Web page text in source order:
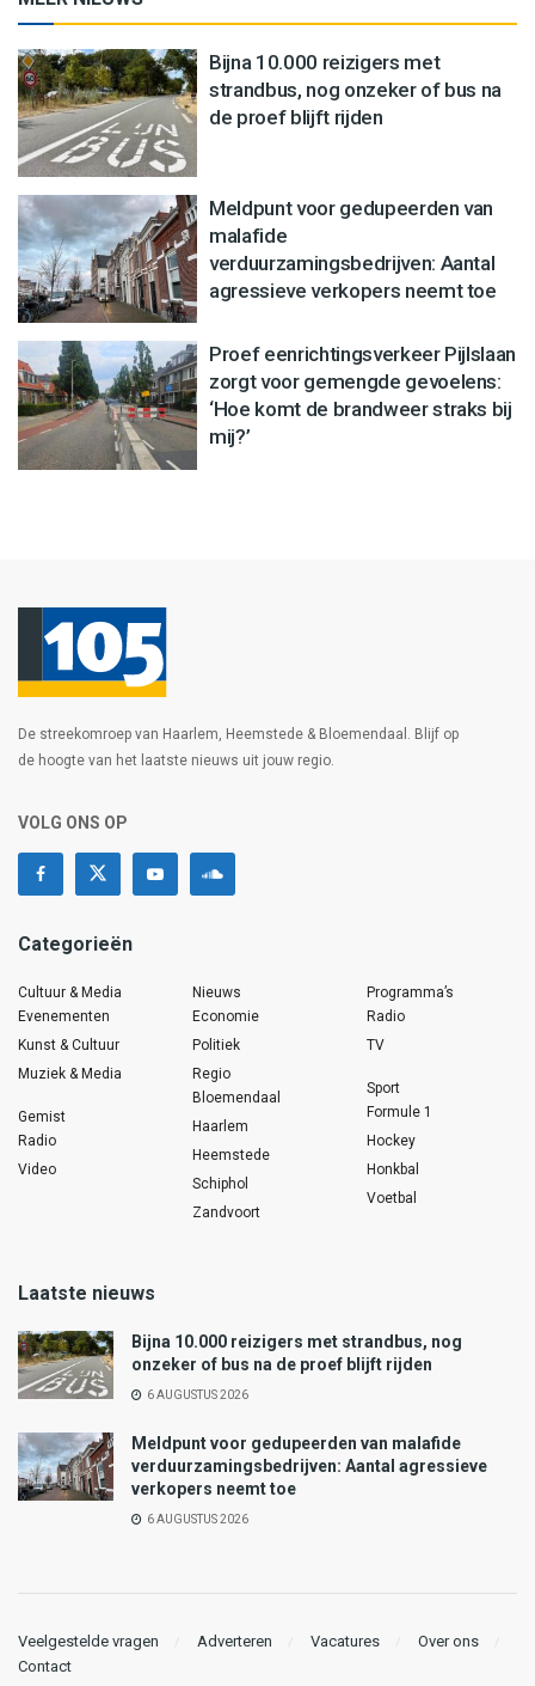
Bijna 10.000 reizigers met
strandbus, nog onzeker of bus na
de proef blijft rijden
Meldpunt voor gedupeerden van
malafide
verduurzamingsbedrijven: Aantal
agressieve verkopers neemt toe
Proef eenrichtingsverkeer Pijlslaan
zorgt voor gemengde gevoelens:
‘Hoe komt de brandweer straks bij
mij?’
De streekomroep van Haarlem, Heemstede & Bloemendaal. Blijf op
de hoogte van het laatste nieuws uit jouw regio.
VOLG ONS OP
Categorieën
Cultuur & Media
Evenementen
Kunst & Cultuur
Muziek & Media
Gemist
Radio
Video
Nieuws
Economie
Politiek
Regio
Bloemendaal
Haarlem
Heemstede
Schiphol
Zandvoort
Programma’s
Radio
TV
Sport
Formule 1
Hockey
Honkbal
Voetbal
Laatste nieuws
Bijna 10.000 reizigers met strandbus, nog
onzeker of bus na de proef blijft rijden
6 AUGUSTUS 2026
Meldpunt voor gedupeerden van malafide
verduurzamingsbedrijven: Aantal agressieve
verkopers neemt toe
6 AUGUSTUS 2026
Veelgestelde vragen Adverteren Vacatures
Over ons
Contact